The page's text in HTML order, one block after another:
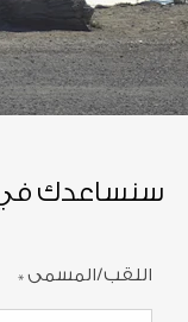
سنساعدك في
اللقب/المسمى*